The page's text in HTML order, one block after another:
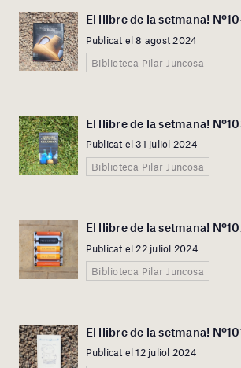
El llibre de la setmana!
Publicat el 8 agost 2024
Biblioteca Pilar Juncosa
El llibre de la setmana!
Publicat el 31 juliol 2024
Biblioteca Pilar Juncosa
El llibre de la setmana!
Publicat el 22 juliol 2024
Biblioteca Pilar Juncosa
El llibre de la setmana!
Publicat el 12 juliol 2024